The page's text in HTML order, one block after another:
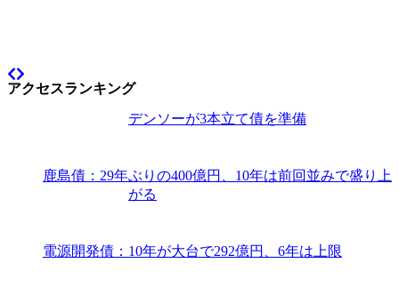
アクセスランキング
デンソーが3本立て債を準備
鹿島債：29年ぶりの400億円、10年は前回並みで盛り上
がる
電源開発債：10年が大台で292億円、6年は上限